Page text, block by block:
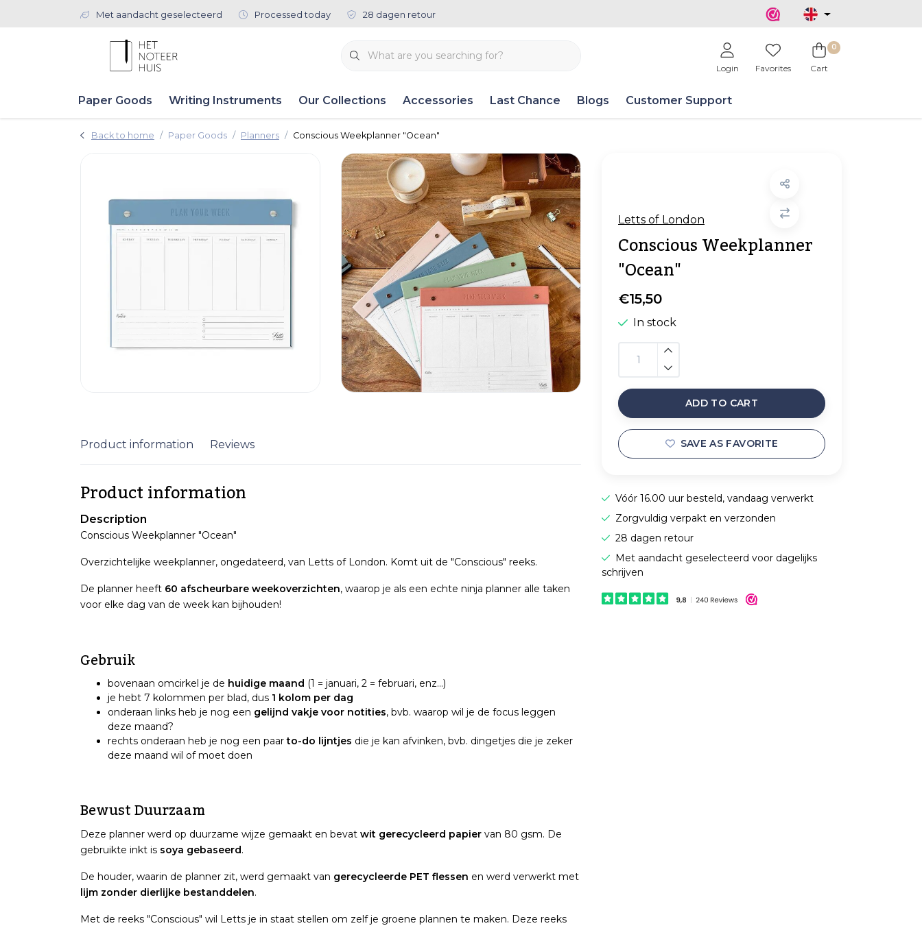
Met aandacht geselecteerd Processed today 28 dagen retour
Login Favorites
0
Cart
Paper Goods Writing Instruments Our Collections Accessories Last Chance Blogs Customer Support
Back to home Paper Goods Planners Conscious Weekplanner "Ocean"
Letts of London
Conscious Weekplanner
"Ocean"
€15,50
In stock
ADD TO CART
SAVE AS FAVORITE
Vóór 16.00 uur besteld, vandaag verwerkt
Zorgvuldig verpakt en verzonden
28 dagen retour
Met aandacht geselecteerd voor dagelijks
schrijven
Product information Reviews
Product information
Description
Conscious Weekplanner "Ocean"
Overzichtelijke weekplanner, ongedateerd, van Letts of London. Komt uit de "Conscious" reeks.
De planner heeft 60 afscheurbare weekoverzichten, waarop je als een echte ninja planner alle taken
voor elke dag van de week kan bijhouden!
Gebruik
bovenaan omcirkel je de huidige maand (1 = januari, 2 = februari, enz...)
je hebt 7 kolommen per blad, dus 1 kolom per dag
onderaan links heb je nog een gelijnd vakje voor notities, bvb. waarop wil je de focus leggen
deze maand?
rechts onderaan heb je nog een paarto-do lijntjes die je kan afvinken, bvb. dingetjes die je zeker
deze maand wil of moet doen
Bewust Duurzaam
Deze planner werd op duurzame wijze gemaakt en bevat wit gerecycleerd papier van 80 gsm. De
gebruikte inkt is soya gebaseerd.
De houder, waarin de planner zit, werd gemaakt van gerecycleerde PET flessen en werd verwerkt met
lijm zonder dierlijke bestanddelen.
Met de reeks "Conscious" wil Letts je in staat stellen om zelf je groene plannen te maken. Deze reeks